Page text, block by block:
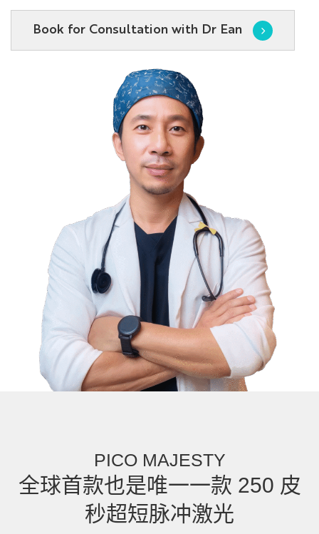
Book for Consultation with Dr Ean
PICO MAJESTY
全球首款也是唯一一款 250 皮
秒超短脉冲激光